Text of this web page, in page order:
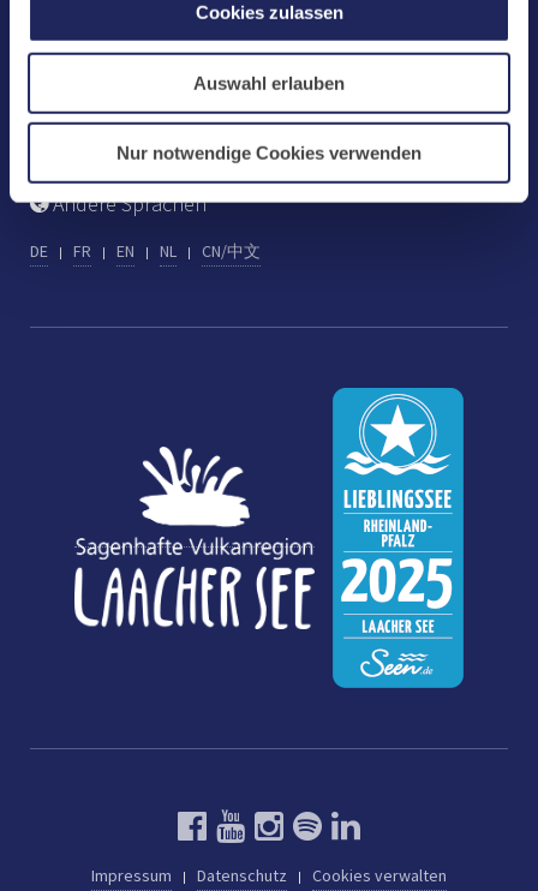
Cookies zulassen
Auswahl erlauben
Nur notwendige Cookies verwenden
Gastflügel St. Gilbert
Fax: +49 (0) 2652 59-282
gastfluegel@maria-laach.de
Andere Sprachen
DE FR EN NL CN/中文
Impressum Datenschutz Cookies verwalten